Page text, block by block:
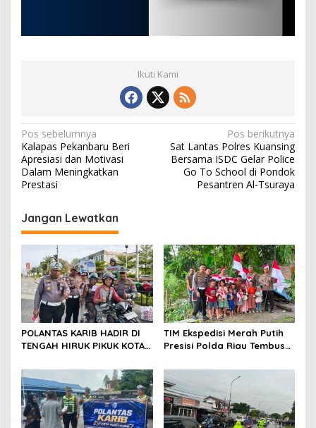
Ikuti Kami
N
a
v
g
a
i
p
o
s
Pos sebelumnya
Kalapas Pekanbaru Beri
Apresiasi dan Motivasi
Dalam Meningkatkan
Prestasi
Pos berikutnya
Sat Lantas Polres Kuansing
Bersama ISDC Gelar Police
Go To School di Pondok
Pesantren Al-Tsuraya
Jangan Lewatkan
POLANTAS KARIB HADIR DI
TENGAH HIRUK PIKUK KOTA
POLDA RIAU KOBARKAN
SEMANGAT KESELAMATAN,
NASIONALISME DAN GREEN
POLICING JELANG HUT KE-81
RI
TIM Ekspedisi Merah Putih
Presisi Polda Riau Tembus
Kobarkan Semangat Merah
Putih Hadirkan Kepedulian
Nyata untuk Negeri